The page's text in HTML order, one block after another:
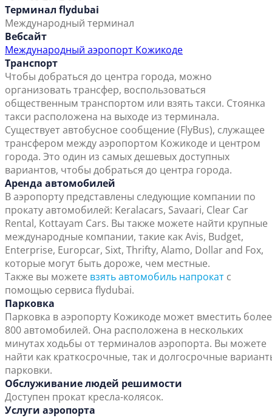
Терминал flydubai
Международный терминал
Вебсайт
Международный аэропорт Кожикоде
Транспорт
Чтобы добраться до центра города, можно
организовать трансфер, воспользоваться
общественным транспортом или взять такси. Стоянка
такси расположена на выходе из терминала.
Существует автобусное сообщение (FlyBus), служащее
трансфером между аэропортом Кожикоде и центром
города. Это один из самых дешевых доступных
вариантов, чтобы добраться до центра города.
Аренда автомобилей
В аэропорту представлены следующие компании по
прокату автомобилей: Keralacars, Savaari, Clear Car
Rental, Kottayam Cars. Вы также можете найти крупные
международные компании, такие как Avis, Budget,
Enterprise, Europcar, Sixt, Thrifty, Alamo, Dollar and Fox,
которые могут быть дороже, чем местные.
Также вы можете взять автомобиль напрокат с
помощью сервиса flydubai.
Парковка
Парковка в аэропорту Кожикоде может вместить более
800 автомобилей. Она расположена в нескольких
минутах ходьбы от терминалов аэропорта. Вы можете
найти как краткосрочные, так и долгосрочные
парковки.
Обслуживание людей решимости
Доступен прокат кресла-колясок.
Услуги аэропорта